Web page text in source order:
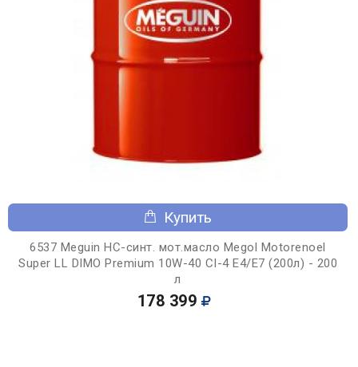
Купить
6537 Meguin НС-синт. мот.масло Megol Motorenoel
Super LL DIMO Premium 10W-40 CI-4 E4/E7 (200л) - 200
л
178 399